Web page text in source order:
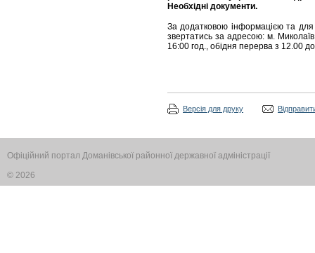
Необхідні документи.
За додатковою інформацією та для
звертатись за адресою: м.
16:00 год., обідня перерва з 12.00
Версія для друку
Офіційний портал Доманівської районної державної адміністрації
© 2026